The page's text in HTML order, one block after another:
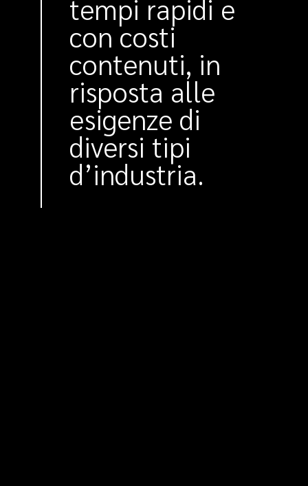
tempi rapidi e
con costi
contenuti, in
risposta alle
esigenze di
diversi tipi
d’industria.